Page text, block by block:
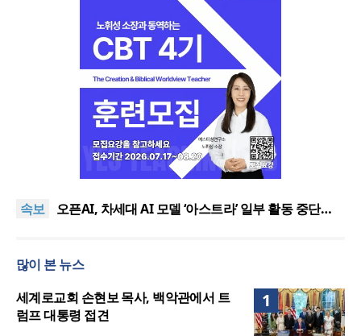
속보
기감 이대위, 감신대 도서관에 퀴어서적 ‘별도 부스’ 마
34.4% 감소
오픈AI, 차세대 AI 모델 ‘아스트라’ 일부 활동 중단…
래세대 위한 국가적 자산”
기감 이대위, 감신대 도서관에 퀴어서적 ‘별도 부스’ 마
2026년 상반기 탈북민 입국 63명… 전년 동기 대비
34.4% 감소
많이 본 뉴스
1
세계로교회 손현보 목사, 백악관에서 트
럼프 대통령 접견